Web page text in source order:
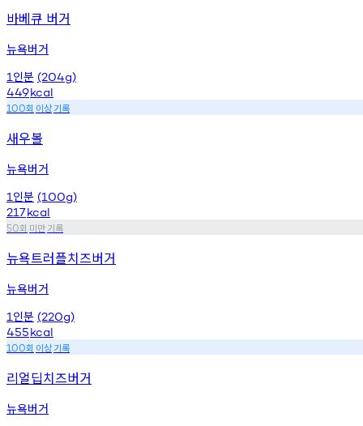
바베큐 버거
뉴욕버거
1 인분 (204g)
449kcal
100회 이상기록
새우볼
뉴욕버거
1 인분 (100g)
217kcal
50회 미만기록
뉴욕트러플치즈버거
뉴욕버거
1 인분 (220g)
455kcal
100회 이상기록
리얼딥치즈버거
뉴욕버거